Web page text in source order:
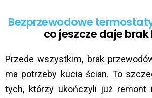
Bezprzewodowe
co jeszcze daje brak
Przede wszystkim, brak
ma potrzeby kucia ścian. To
tych, którzy ukończyli już